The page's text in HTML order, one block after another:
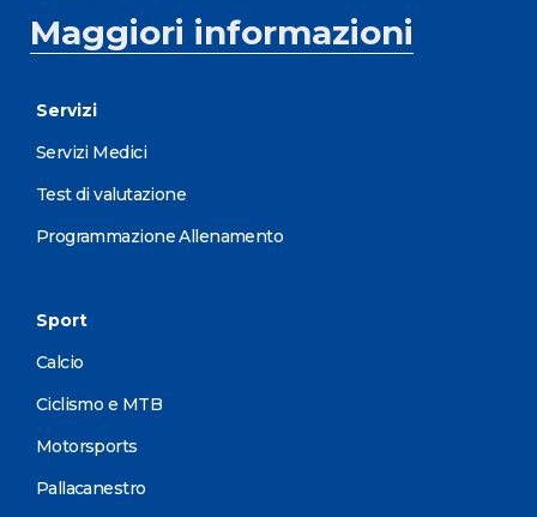
Maggiori informazioni
Servizi
Servizi Medici
Test di valutazione
Programmazione Allenamento
Sport
Calcio
Ciclismo e MTB
Motorsports
Pallacanestro